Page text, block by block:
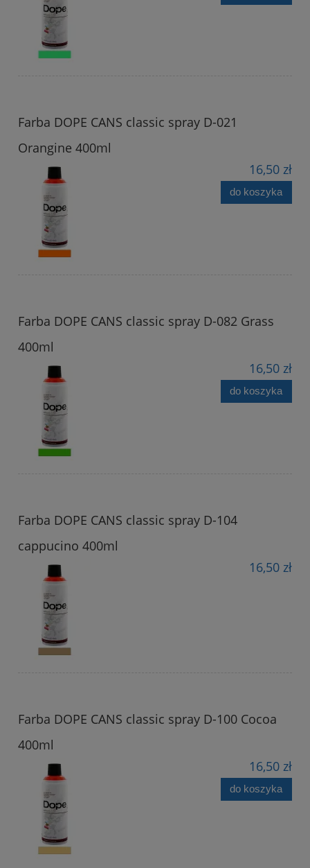
Farba DOPE CANS classic spray D-021
Orangine 400ml
16,50 zł
do koszyka
Farba DOPE CANS classic spray D-082 Grass
400ml
16,50 zł
do koszyka
Farba DOPE CANS classic spray D-104
cappucino 400ml
16,50 zł
Farba DOPE CANS classic spray D-100 Cocoa
400ml
16,50 zł
do koszyka